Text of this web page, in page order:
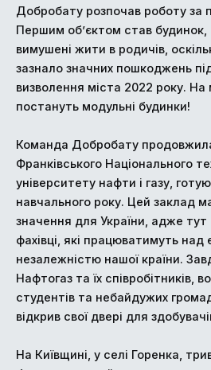
Добробату розпочав роботу за
Першим об’єктом став будинок,
вимушені жити в родичів,
зазнало значних пошкоджень
визволення міста 2022 року. На
постануть модульні будинки!
Команда Добробату
Франківського Національного
університету нафти і газу,
навчального року. Цей заклад
значення для України, адже
фахівці, які працюватимуть
незалежністю нашої країни.
Нафтогаз та їх співробітників,
студентів та небайдужих
відкрив свої двері для
На Київщині, у селі Горенка,